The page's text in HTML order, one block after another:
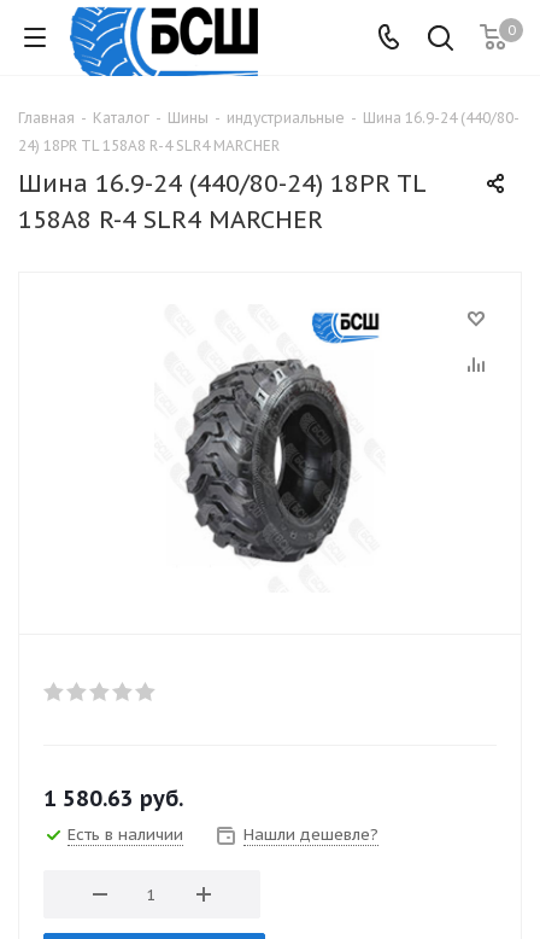
0
Главная - Каталог - Шины - индустриальные - Шина 16.9-24 (440/80-
24) 18PR TL 158A8 R-4 SLR4 MARCHER
Шина 16.9-24 (440/80-24) 18PR TL
158A8 R-4 SLR4 MARCHER
1 580.63 руб.
Есть в наличии Нашли дешевле?